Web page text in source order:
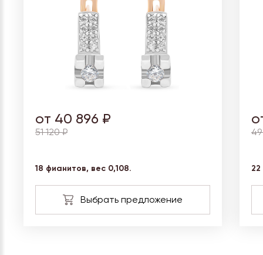
от 40 896 ₽
51 120 ₽
18 фианитов, вес 0,108.